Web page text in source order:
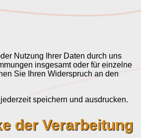
Nutzung Ihrer Daten durch uns
insgesamt oder für einzelne
Sie Ihren Widerspruch an den
speichern und ausdrucken.
der Verarbeitung